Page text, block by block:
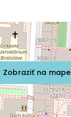
Zobraziť na mape